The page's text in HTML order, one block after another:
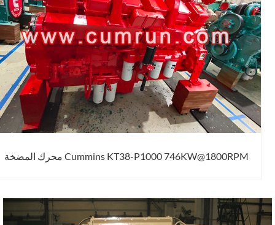
Cummins KT38-P1000 746KW@1800RPM محرك المضخة